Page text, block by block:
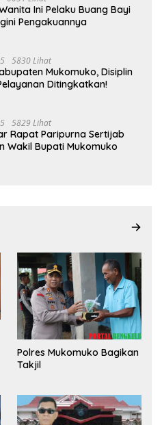
Ini Pelaku Buang Bayi
Pengakuannya
5830 Lihat
Mukomuko, Disiplin
Ditingkatkan!
5829 Lihat
Rapat Paripurna Sertijab
Wakil Bupati Mukomuko
Polres Mukomuko Bagikan
Takjil